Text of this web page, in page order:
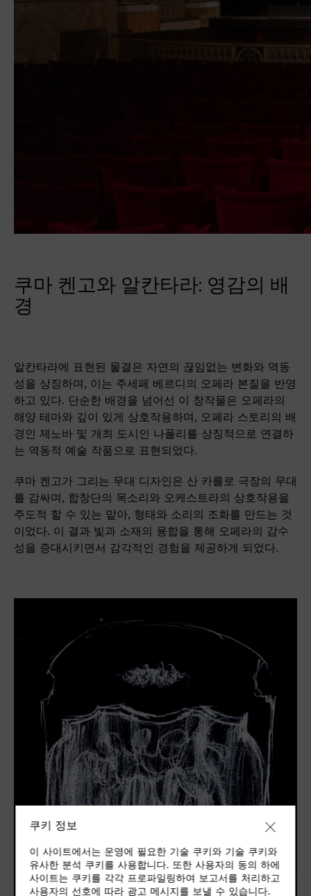
쿠마 켄고와 알칸타라: 영감의 배
경
알칸타라에 표현된 물결은 자연의 끊임없는 변화와 역동
성을 상징하며, 이는 주세페 베르디의 오페라 본질을 반영
하고 있다. 단순한 배경을 넘어선 이 창작물은 오페라의
해양 테마와 깊이 있게 상호작용하며, 오페라 스토리의 배
경인 제노바 및 개최 도시인 나폴리를 상징적으로 연결하
는 역동적 예술 작품으로 표현되었다.
쿠마 켄고가 그리는 무대 디자인은 산 카를로 극장의 무대
를 감싸며, 합창단의 목소리와 오케스트라의 상호작용을
주도적 할 수 있는 맡아, 형태와 소리의 조화를 만드는 것
이었다. 이 결과 빛과 소재의 융합을 통해 오페라의 감수
성을 증대시키면서 감각적인 경험을 제공하게 되었다.
쿠키 정보
이 사이트에서는 운영에 필요한 기술 쿠키와 기술 쿠키와
유사한 분석 쿠키를 사용합니다. 또한 사용자의 동의 하에
사이트는 쿠키를 각각 프로파일링하여 보고서를 처리하고
사용자의 선호에 따라 광고 메시지를 보낼 수 있습니다.